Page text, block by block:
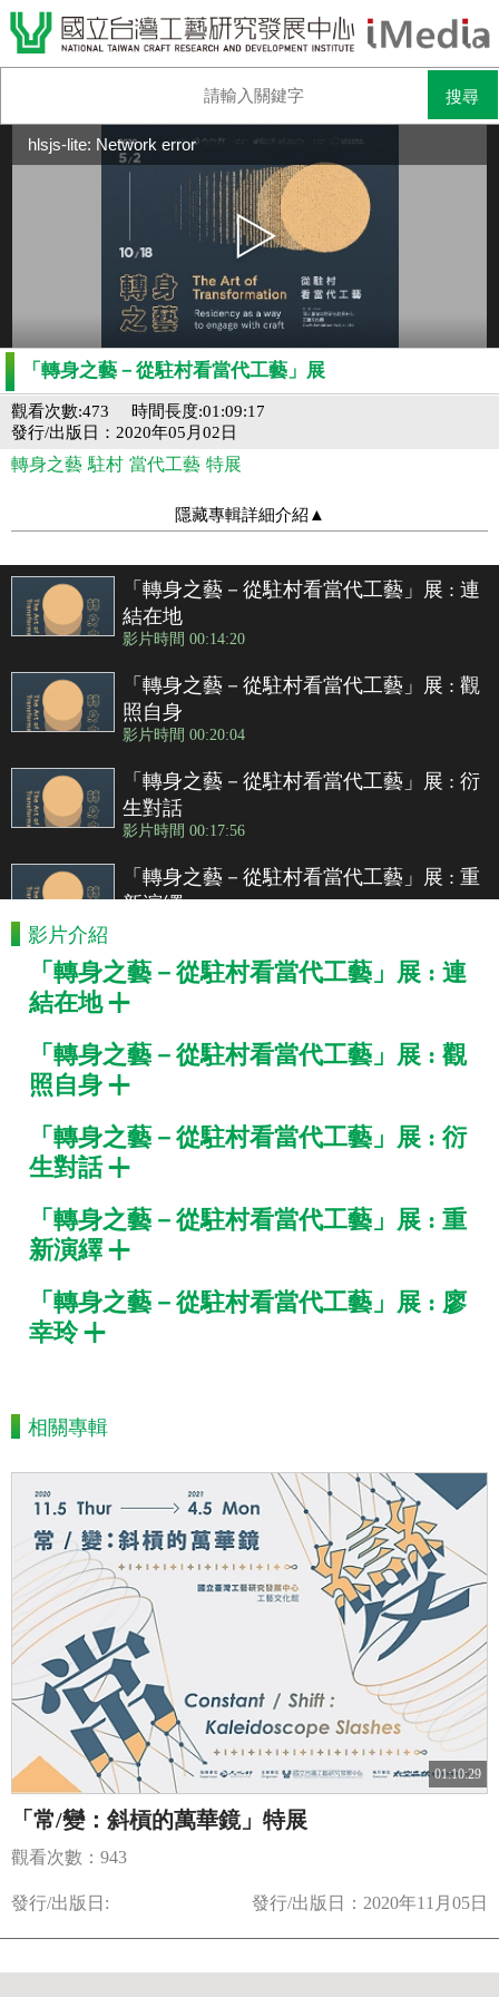
hlsjs-lite: Network error
「轉身之藝－從駐村看當代工藝」展
時間長度:01:09:17
觀看次數:473
發行/出版日：2020年05月02日
轉身之藝 駐村 當代工藝 特展
隱藏專輯詳細介紹 ▲
「轉身之藝－從駐村看當代工藝」展 : 連
結在地
影片時間 00:14:20
「轉身之藝－從駐村看當代工藝」展 : 觀
照自身
影片時間 00:20:04
「轉身之藝－從駐村看當代工藝」展 : 衍
生對話
影片時間 00:17:56
「轉身之藝－從駐村看當代工藝」展 : 重
新演繹
「轉身之藝－從駐村看當代工藝」展 : 廖
幸玲
影片介紹
「轉身之藝－從駐村看當代工藝」展 : 連
結在地
「轉身之藝－從駐村看當代工藝」展 : 觀
照自身
「轉身之藝－從駐村看當代工藝」展 : 衍
生對話
「轉身之藝－從駐村看當代工藝」展 : 重
新演繹
「轉身之藝－從駐村看當代工藝」展 : 廖
幸玲
相關專輯
01:10:29
「常/變：斜槓的萬華鏡」特展
觀看次數：943
發行/出版日: 發行/出版日：2020年11月05日